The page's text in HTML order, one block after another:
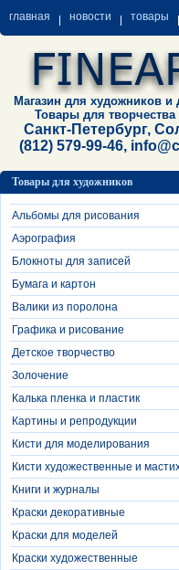
главная новости товары
Магазин для художников и
Товары для творчества
Санкт-Петербург,
(812) 579-99-46,
Товары для художников
Альбомы для рисования
Аэрография
Блокноты для записей
Бумага и картон
Валики из поролона
Графика и рисование
Детское творчество
Золочение
Калька пленка и пластик
Картины и репродукции
Кисти для моделирования
Кисти художественные и
Книги и журналы
Краски декоративные
Краски для моделей
Краски художественные